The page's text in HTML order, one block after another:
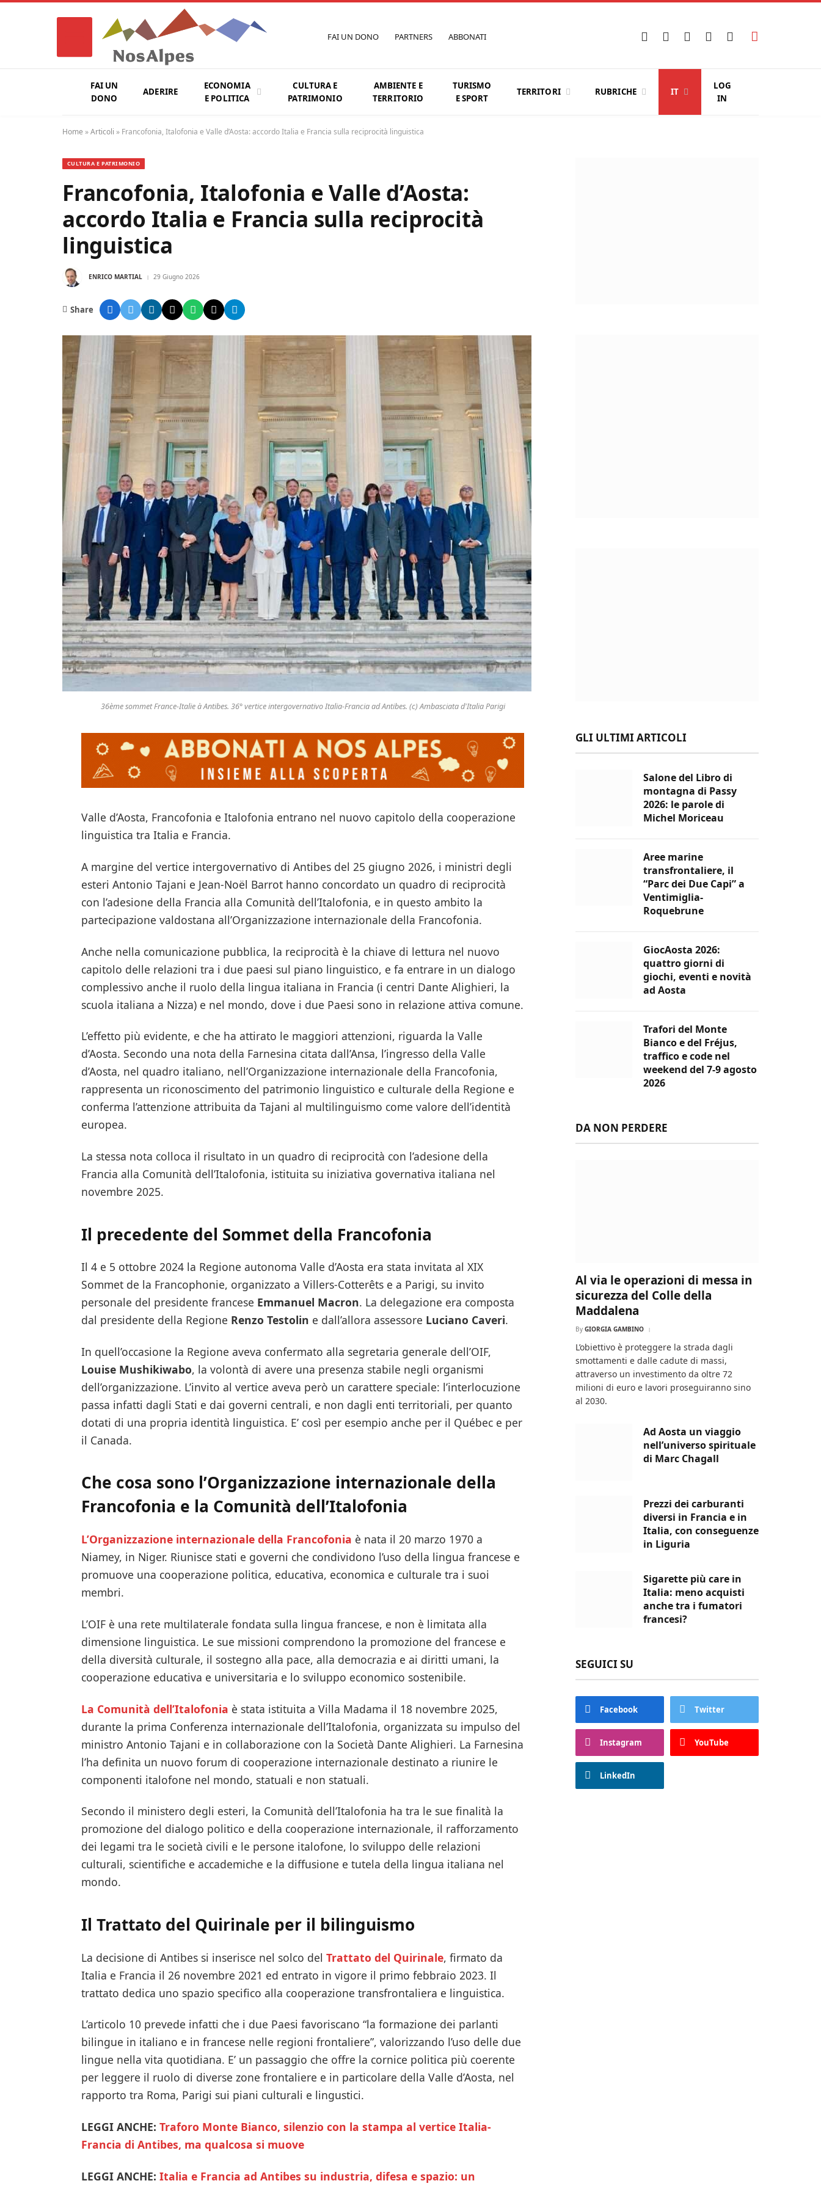
FAI UN DONO PARTNERS ABBONATI Facebook
X
Instagram
YouTubeLinkedIn
FAI UN
DONO
ADERIRE
ECONOMIA
E POLITICA
CULTURA E
PATRIMONIO
AMBIENTE E
TERRITORIO
TURISMO
E SPORT
TERRITORI RUBRICHE IT
LOG
IN
Home »Articoli » Francofonia, Italofonia e Valle d’Aosta: accordo Italia e Francia sulla reciprocità linguistica
CULTURA E PATRIMONIO
Francofonia, Italofonia e Valle d’Aosta:
accordo Italia e Francia sulla reciprocità
linguistica
ENRICO MARTIAL 29 Giugno 2026
Share
36ème sommet France-Italie à Antibes. 36° vertice intergovernativo Italia-Francia ad Antibes. (c) Ambasciata d'Italia Parigi
Valle d’Aosta, Francofonia e Italofonia entrano nel nuovo capitolo della cooperazione
linguistica tra Italia e Francia.
A margine del vertice intergovernativo di Antibes del 25 giugno 2026, i ministri degli
esteri Antonio Tajani e Jean-Noël Barrot hanno concordato un quadro di reciprocità
con l’adesione della Francia alla Comunità dell’Italofonia, e in questo ambito la
partecipazione valdostana all’Organizzazione internazionale della Francofonia.
Anche nella comunicazione pubblica, la reciprocità è la chiave di lettura nel nuovo
capitolo delle relazioni tra i due paesi sul piano linguistico, e fa entrare in un dialogo
complessivo anche il ruolo della lingua italiana in Francia (i centri Dante Alighieri, la
scuola italiana a Nizza) e nel mondo, dove i due Paesi sono in relazione attiva comune.
L’effetto più evidente, e che ha attirato le maggiori attenzioni, riguarda la Valle
d’Aosta. Secondo una nota della Farnesina citata dall’Ansa, l’ingresso della Valle
d’Aosta, nel quadro italiano, nell’Organizzazione internazionale della Francofonia,
rappresenta un riconoscimento del patrimonio linguistico e culturale della Regione e
conferma l’attenzione attribuita da Tajani al multilinguismo come valore dell’identità
europea.
La stessa nota colloca il risultato in un quadro di reciprocità con l’adesione della
Francia alla Comunità dell’Italofonia, istituita su iniziativa governativa italiana nel
novembre 2025.
Il precedente del Sommet della Francofonia
Il 4 e 5 ottobre 2024 la Regione autonoma Valle d’Aosta era stata invitata al XIX
Sommet de la Francophonie, organizzato a Villers-Cotterêts e a Parigi, su invito
personale del presidente francese Emmanuel Macron. La delegazione era composta
dal presidente della Regione Renzo Testolin e dall’allora assessore Luciano Caveri.
In quell’occasione la Regione aveva confermato alla segretaria generale dell’OIF,
Louise Mushikiwabo, la volontà di avere una presenza stabile negli organismi
dell’organizzazione. L’invito al vertice aveva però un carattere speciale: l’interlocuzione
passa infatti dagli Stati e dai governi centrali, e non dagli enti territoriali, per quanto
dotati di una propria identità linguistica. E’ così per esempio anche per il Québec e per
il Canada.
Che cosa sono l’Organizzazione internazionale della
Francofonia e la Comunità dell’Italofonia
L’Organizzazione internazionale della Francofonia è nata il 20 marzo 1970 a
Niamey, in Niger. Riunisce stati e governi che condividono l’uso della lingua francese e
promuove una cooperazione politica, educativa, economica e culturale tra i suoi
membri.
L’OIF è una rete multilaterale fondata sulla lingua francese, e non è limitata alla
dimensione linguistica. Le sue missioni comprendono la promozione del francese e
della diversità culturale, il sostegno alla pace, alla democrazia e ai diritti umani, la
cooperazione educativa e universitaria e lo sviluppo economico sostenibile.
La Comunità dell’Italofonia è stata istituita a Villa Madama il 18 novembre 2025,
durante la prima Conferenza internazionale dell’Italofonia, organizzata su impulso del
ministro Antonio Tajani e in collaborazione con la Società Dante Alighieri. La Farnesina
l’ha definita un nuovo forum di cooperazione internazionale destinato a riunire le
componenti italofone nel mondo, statuali e non statuali.
Secondo il ministero degli esteri, la Comunità dell’Italofonia ha tra le sue finalità la
promozione del dialogo politico e della cooperazione internazionale, il rafforzamento
dei legami tra le società civili e le persone italofone, lo sviluppo delle relazioni
culturali, scientifiche e accademiche e la diffusione e tutela della lingua italiana nel
mondo.
Il Trattato del Quirinale per il bilinguismo
La decisione di Antibes si inserisce nel solco del Trattato del Quirinale, firmato da
Italia e Francia il 26 novembre 2021 ed entrato in vigore il primo febbraio 2023. Il
trattato dedica uno spazio specifico alla cooperazione transfrontaliera e linguistica.
L’articolo 10 prevede infatti che i due Paesi favoriscano “la formazione dei parlanti
bilingue in italiano e in francese nelle regioni frontaliere”, valorizzando l’uso delle due
lingue nella vita quotidiana. E’ un passaggio che offre la cornice politica più coerente
per leggere il ruolo di diverse zone frontaliere e in particolare della Valle d’Aosta, nel
rapporto tra Roma, Parigi sui piani culturali e lingustici.
LEGGI ANCHE: Traforo Monte Bianco, silenzio con la stampa al vertice Italia-
Francia di Antibes, ma qualcosa si muove
LEGGI ANCHE: Italia e Francia ad Antibes su industria, difesa e spazio: un
GLI ULTIMI ARTICOLI
Salone del Libro di
montagna di Passy
2026: le parole di
Michel Moriceau
Aree marine
transfrontaliere, il
“Parc dei Due Capi” a
Ventimiglia-
Roquebrune
GiocAosta 2026:
quattro giorni di
giochi, eventi e novità
ad Aosta
Trafori del Monte
Bianco e del Fréjus,
traffico e code nel
weekend del 7-9 agosto
2026
DA NON PERDERE
Al via le operazioni di messa in
sicurezza del Colle della
Maddalena
By GIORGIA GAMBINO
L’obiettivo è proteggere la strada dagli
smottamenti e dalle cadute di massi,
attraverso un investimento da oltre 72
milioni di euro e lavori proseguiranno sino
al 2030.
Ad Aosta un viaggio
nell’universo spirituale
di Marc Chagall
Prezzi dei carburanti
diversi in Francia e in
Italia, con conseguenze
in Liguria
Sigarette più care in
Italia: meno acquisti
anche tra i fumatori
francesi?
SEGUICI SU
Facebook Twitter
Instagram YouTube
LinkedIn